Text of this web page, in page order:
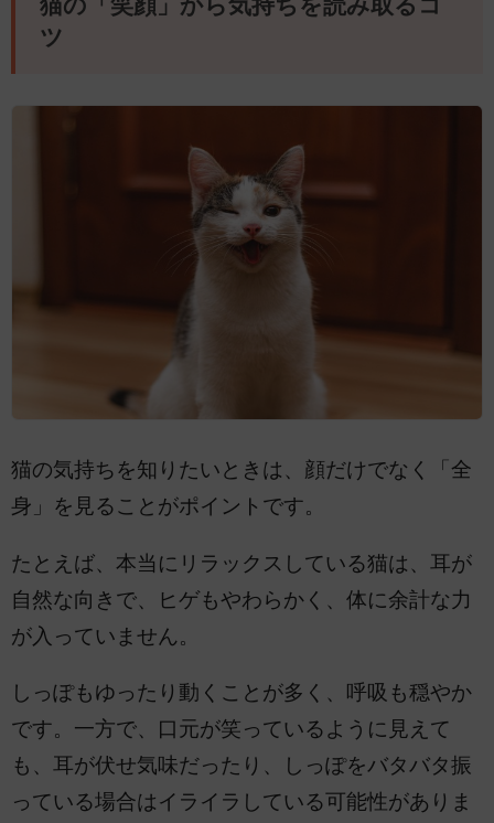
猫の「笑顔」から気持ちを読み取るコ
ツ
猫の気持ちを知りたいときは、顔だけでなく「全
身」を見ることがポイントです。
たとえば、本当にリラックスしている猫は、耳が
自然な向きで、ヒゲもやわらかく、体に余計な力
が入っていません。
しっぽもゆったり動くことが多く、呼吸も穏やか
です。一方で、口元が笑っているように見えて
も、耳が伏せ気味だったり、しっぽをバタバタ振
っている場合はイライラしている可能性がありま